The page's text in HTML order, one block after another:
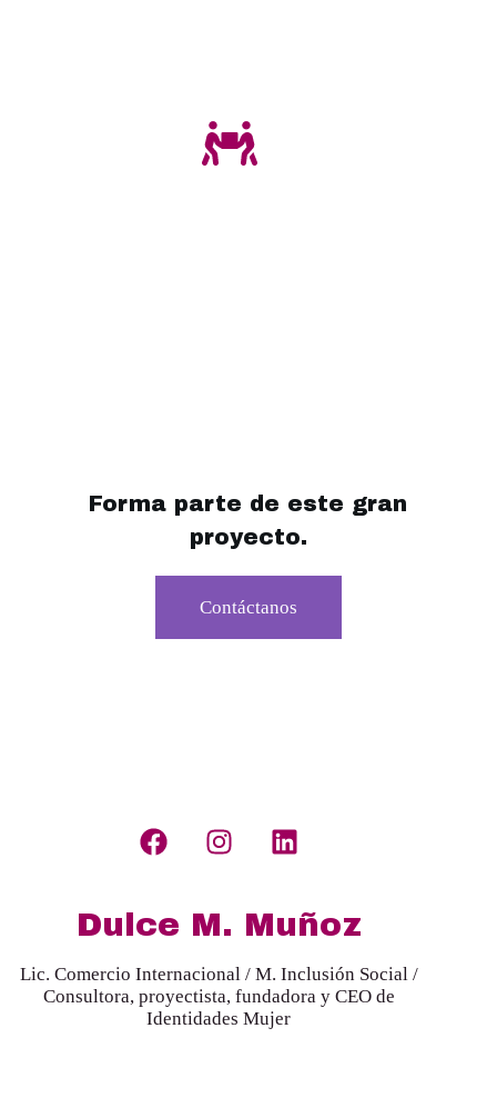
Forma parte de este gran
proyecto.
Contáctanos
Dulce M. Muñoz
Lic. Comercio Internacional / M. Inclusión Social /
Consultora, proyectista, fundadora y CEO de
Identidades Mujer